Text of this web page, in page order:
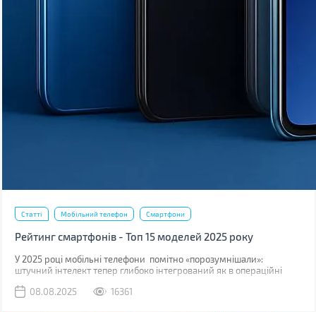
Статті Мобільний телефон Смартфони
Рейтинг смартфонів - Топ 15 моделей 2025 року
У 2025 році мобільні телефони помітно «порозумнішали»:
штучний інтелект тепер глибоко інтегрований як в операційні
08.08.2025
16361